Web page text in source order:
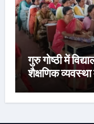
गुरु गोष्ठी में
शैक्षणिक